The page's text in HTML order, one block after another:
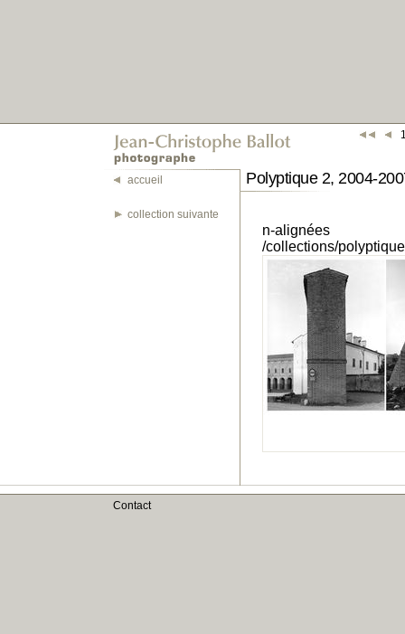
accueil
collection suivante
Polyptique 2, 2004-
n-alignées
/collections/
Contact